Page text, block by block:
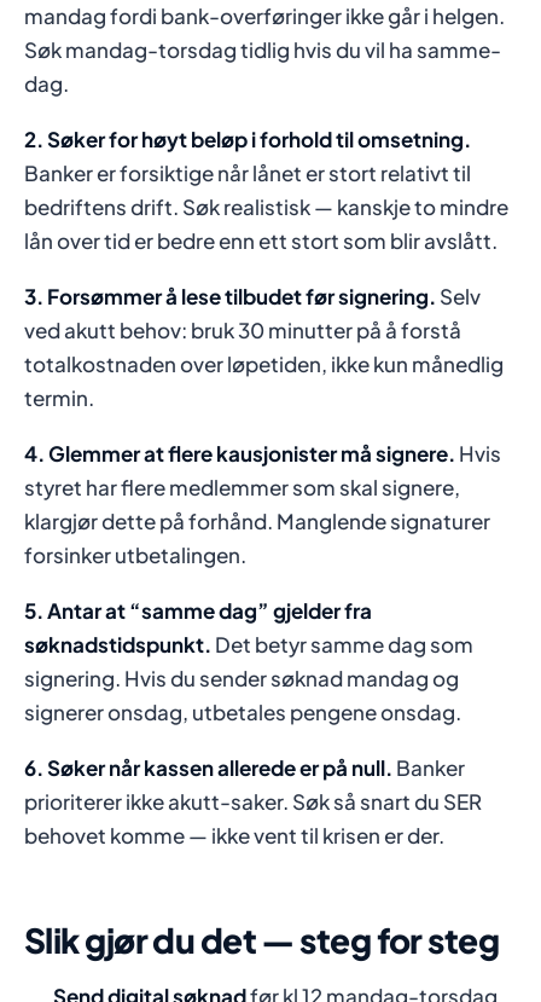
mandag fordi bank-overføringer ikke går i helgen.
Søk mandag-torsdag tidlig hvis du vil ha samme-
dag.
2. Søker for høyt beløp i forhold til omsetning.
Banker er forsiktige når lånet er stort relativt til
bedriftens drift. Søk realistisk — kanskje to mindre
lån over tid er bedre enn ett stort som blir avslått.
3. Forsømmer å lese tilbudet før signering. Selv
ved akutt behov: bruk 30 minutter på å forstå
totalkostnaden over løpetiden, ikke kun månedlig
termin.
4. Glemmer at flere kausjonister må signere. Hvis
styret har flere medlemmer som skal signere,
klargjør dette på forhånd. Manglende signaturer
forsinker utbetalingen.
5. Antar at “samme dag” gjelder fra
søknadstidspunkt. Det betyr samme dag som
signering. Hvis du sender søknad mandag og
signerer onsdag, utbetales pengene onsdag.
6. Søker når kassen allerede er på null. Banker
prioriterer ikke akutt-saker. Søk så snart du SER
behovet komme — ikke vent til krisen er der.
Slik gjør du det — steg for steg
Send digital søknadfør kl 12 mandag-torsdag